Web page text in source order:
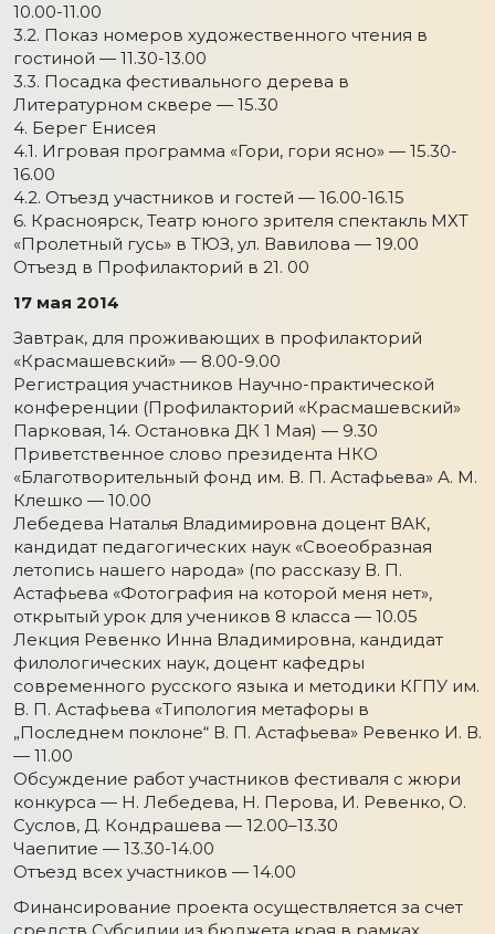
10.00-11.00
3.2. Показ номеров художественного чтения в
гостиной — 11.30-13.00
3.3. Посадка фестивального дерева в
Литературном сквере — 15.30
4. Берег Енисея
4.1. Игровая программа «Гори, гори ясно» — 15.30-
16.00
4.2. Отъезд участников и гостей — 16.00-16.15
6. Красноярск, Театр юного зрителя спектакль МХТ
«Пролетный гусь» в ТЮЗ, ул. Вавилова — 19.00
Отъезд в Профилакторий в 21. 00
17 мая 2014
Завтрак, для проживающих в профилакторий
«Красмашевский» — 8.00-9.00
Регистрация участников Научно-практической
конференции (Профилакторий «Красмашевский»
Парковая, 14. Остановка ДК 1 Мая) — 9.30
Приветственное слово президента НКО
«Благотворительный фонд им. В. П. Астафьева» А. М.
Клешко — 10.00
Лебедева Наталья Владимировна доцент ВАК,
кандидат педагогических наук «Своеобразная
летопись нашего народа» (по рассказу В. П.
Астафьева «Фотография на которой меня нет»,
открытый урок для учеников 8 класса — 10.05
Лекция Ревенко Инна Владимировна, кандидат
филологических наук, доцент кафедры
современного русского языка и методики КГПУ им.
В. П. Астафьева «Типология метафоры в
„Последнем поклоне“ В. П. Астафьева» Ревенко И. В.
— 11.00
Обсуждение работ участников фестиваля с жюри
конкурса — Н. Лебедева, Н. Перова, И. Ревенко, О.
Суслов, Д. Кондрашева — 12.00–13.30
Чаепитие — 13.30-14.00
Отъезд всех участников — 14.00
Финансирование проекта осуществляется за счет